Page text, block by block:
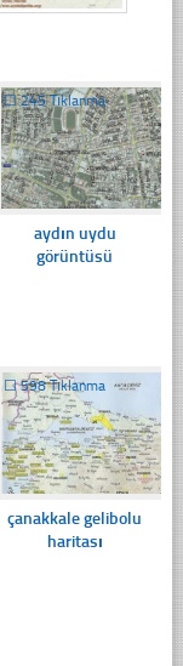
☐245 Tıklanma
aydın uydu
görüntüsü
☐598 Tıklanma
çanakkale gelibolu
haritası